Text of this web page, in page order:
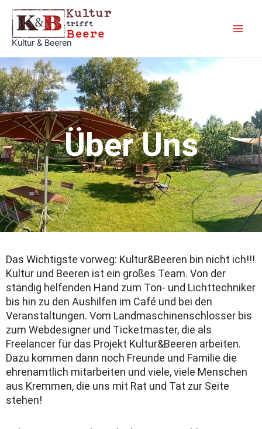
Zum
Inhalt
springen
Kultur & Beeren
Über Uns
Das Wichtigste vorweg: Kultur&Beeren bin nicht ich!!!
Kultur und Beeren ist ein großes Team. Von der
ständig helfenden Hand zum Ton- und Lichttechniker
bis hin zu den Aushilfen im Café und bei den
Veranstaltungen. Vom Landmaschinenschlosser bis
zum Webdesigner und Ticketmaster, die als
Freelancer für das Projekt Kultur&Beeren arbeiten.
Dazu kommen dann noch Freunde und Familie die
ehrenamtlich mitarbeiten und viele, viele Menschen
aus Kremmen, die uns mit Rat und Tat zur Seite
stehen!